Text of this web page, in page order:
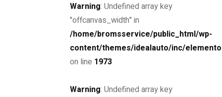
Warning: Undefined array key
"offcanvas_width" in
/home/bromsservice/public_html/wp-
content/themes/idealauto/inc/
on line 1973
Warning: Undefined array key
Services